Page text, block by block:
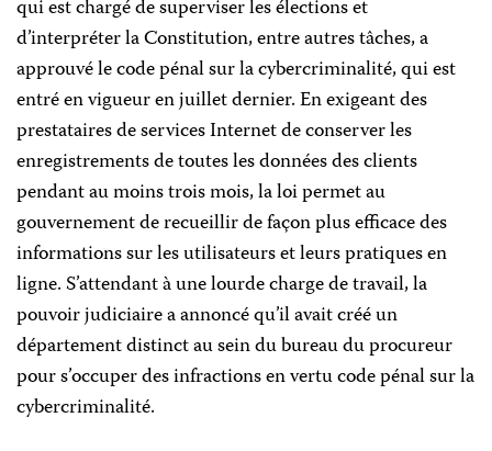
qui est chargé de superviser les élections et
d’interpréter la Constitution, entre autres tâches, a
approuvéle code pénal sur la cybercriminalité, qui est
entré en vigueur en juillet dernier. En exigeant des
prestataires de services Internet de conserver les
enregistrements de toutes les données des clients
pendant au moins trois mois, la loi permet au
gouvernement de recueillir de façon plus efficace des
informations sur les utilisateurs et leurs pratiques en
ligne. S’attendant à une lourde charge de travail, la
pouvoir judiciaire a annoncé qu’il avait créé un
département distinct au sein du bureau du procureur
pour s’occuper des infractions en vertu code pénal sur la
cybercriminalité.